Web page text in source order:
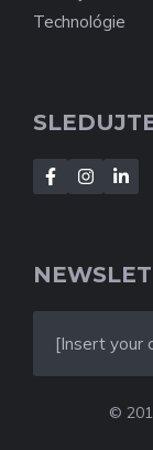
Technológie
[Insert your
©